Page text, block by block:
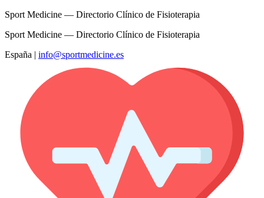
Sport Medicine — Directorio Clínico de Fisioterapia
Sport Medicine — Directorio Clínico de Fisioterapia
España | info@sportmedicine.es